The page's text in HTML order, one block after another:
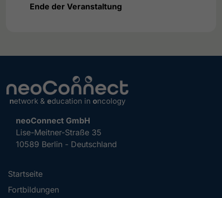
Ende der Veranstaltung
network & education in oncology
neoConnect GmbH
Lise-Meitner-Straße 35
10589 Berlin - Deutschland
Startseite
Fortbildungen